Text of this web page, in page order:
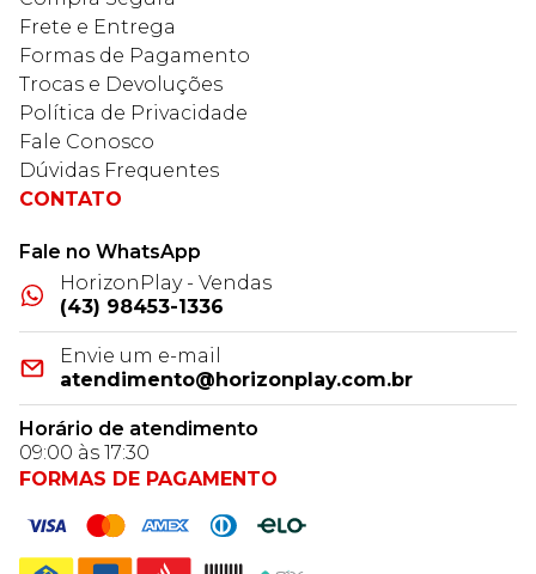
Frete e Entrega
Formas de Pagamento
Trocas e Devoluções
Política de Privacidade
Fale Conosco
Dúvidas Frequentes
CONTATO
Fale no WhatsApp
HorizonPlay - Vendas
(43) 98453-1336
Envie um e-mail
atendimento@horizonplay.com.br
Horário de atendimento
09:00 às 17:30
FORMAS DE PAGAMENTO